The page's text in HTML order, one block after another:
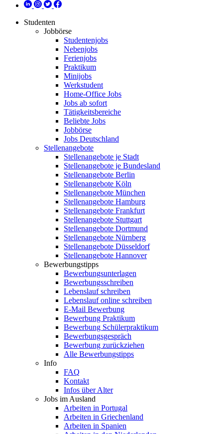
Studenten
Jobbörse
Studentenjobs
Nebenjobs
Ferienjobs
Praktikum
Minijobs
Werkstudent
Home-Office Jobs
Jobs ab sofort
Tätigkeitsbereiche
Beliebte Jobs
Jobbörse
Jobs Deutschland
Stellenangebote
Stellenangebote je Stadt
Stellenangebote je Bundesland
Stellenangebote Berlin
Stellenangebote Köln
Stellenangebote München
Stellenangebote Hamburg
Stellenangebote Frankfurt
Stellenangebote Stuttgart
Stellenangebote Dortmund
Stellenangebote Nürnberg
Stellenangebote Düsseldorf
Stellenangebote Hannover
Bewerbungstipps
Bewerbungsunterlagen
Bewerbungsschreiben
Lebenslauf schreiben
Lebenslauf online schreiben
E-Mail Bewerbung
Bewerbung Praktikum
Bewerbung Schülerpraktikum
Bewerbungsgespräch
Bewerbung zurückziehen
Alle Bewerbungstipps
Info
FAQ
Kontakt
Infos über Alter
Jobs im Ausland
Arbeiten in Portugal
Arbeiten in Griechenland
Arbeiten in Spanien